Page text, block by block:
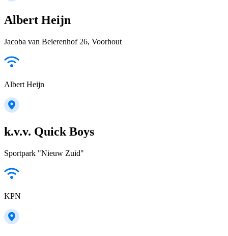
Albert Heijn
Jacoba van Beierenhof 26, Voorhout
Albert Heijn
k.v.v. Quick Boys
Sportpark "Nieuw Zuid"
KPN